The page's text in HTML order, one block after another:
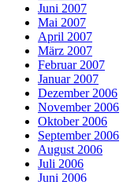
Juni 2007
Mai 2007
April 2007
März 2007
Februar 2007
Januar 2007
Dezember 2006
November 2006
Oktober 2006
September 2006
August 2006
Juli 2006
Juni 2006